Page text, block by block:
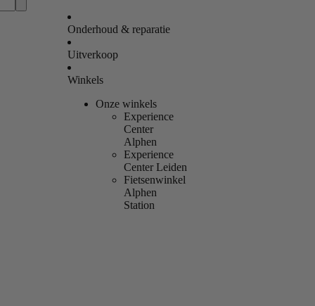
Onderhoud & reparatie
Uitverkoop
Winkels
Onze winkels
Experience
Center
Alphen
Experience
Center Leiden
Fietsenwinkel
Alphen
Station